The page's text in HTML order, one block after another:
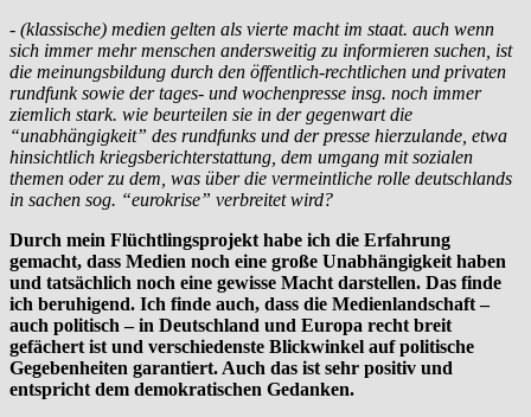
- (klassische) medien gelten als vierte macht im staat. auch wenn
sich immer mehr menschen andersweitig zu informieren suchen, ist
die meinungsbildung durch den öffentlich-rechtlichen und privaten
rundfunk sowie der tages- und wochenpresse insg. noch immer
ziemlich stark. wie beurteilen sie in der gegenwart die
“unabhängigkeit” des rundfunks und der presse hierzulande, etwa
hinsichtlich kriegsberichterstattung, dem umgang mit sozialen
themen oder zu dem, was über die vermeintliche rolle deutschlands
in sachen sog. “eurokrise” verbreitet wird?
Durch mein Flüchtlingsprojekt habe ich die Erfahrung
gemacht, dass Medien noch eine große Unabhängigkeit haben
und tatsächlich noch eine gewisse Macht darstellen. Das finde
ich beruhigend. Ich finde auch, dass die Medienlandschaft –
auch politisch – in Deutschland und Europa recht breit
gefächert ist und verschiedenste Blickwinkel auf politische
Gegebenheiten garantiert. Auch das ist sehr positiv und
entspricht dem demokratischen Gedanken.